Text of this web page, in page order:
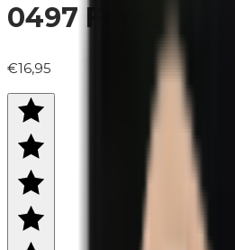
0497 Forest
€16,95